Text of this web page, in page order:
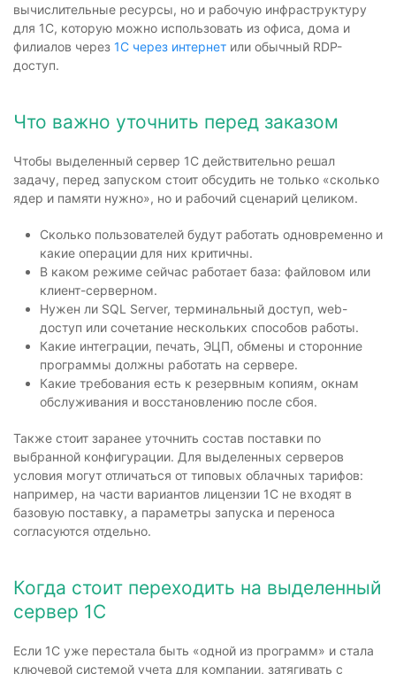
вычислительные ресурсы, но и рабочую инфраструктуру
для 1С, которую можно использовать из офиса, дома и
филиалов через 1С через интернет или обычный RDP-
доступ.
Что важно уточнить перед заказом
Чтобы выделенный сервер 1С действительно решал
задачу, перед запуском стоит обсудить не только «сколько
ядер и памяти нужно», но и рабочий сценарий целиком.
Сколько пользователей будут работать одновременно и
какие операции для них критичны.
В каком режиме сейчас работает база: файловом или
клиент-серверном.
Нужен ли SQL Server, терминальный доступ, web-
доступ или сочетание нескольких способов работы.
Какие интеграции, печать, ЭЦП, обмены и сторонние
программы должны работать на сервере.
Какие требования есть к резервным копиям, окнам
обслуживания и восстановлению после сбоя.
Также стоит заранее уточнить состав поставки по
выбранной конфигурации. Для выделенных серверов
условия могут отличаться от типовых облачных тарифов:
например, на части вариантов лицензии 1С не входят в
базовую поставку, а параметры запуска и переноса
согласуются отдельно.
Когда стоит переходить на выделенный
сервер 1С
Если 1С уже перестала быть «одной из программ» и стала
ключевой системой учета для компании, затягивать с